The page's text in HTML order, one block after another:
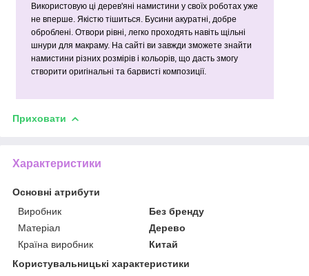
Використовую ці дерев'яні намистини у своїх роботах уже
не вперше. Якістю тішиться. Бусини акуратні, добре
оброблені. Отвори рівні, легко проходять навіть щільні
шнури для макраму. На сайті ви завжди зможете знайти
намистини різних розмірів і кольорів, що дасть змогу
створити оригінальні та барвисті композиції.
Приховати
Характеристики
Основні атрибути
Виробник
Без бренду
Матеріал
Дерево
Країна виробник
Китай
Користувальницькі характеристики